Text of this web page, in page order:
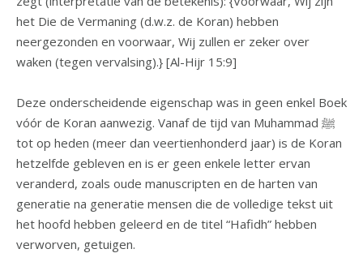
het Die de Vermaning (d.w.z. de Koran) hebben
neergezonden en voorwaar, Wij zullen er zeker over
waken (tegen vervalsing).} [Al-Hijr 15:9]
Deze onderscheidende eigenschap was in geen enkel Boek
vóór de Koran aanwezig. Vanaf de tijd van Muhammad ﷺ
tot op heden (meer dan veertienhonderd jaar) is de Koran
hetzelfde gebleven en is er geen enkele letter ervan
veranderd, zoals oude manuscripten en de harten van
generatie na generatie mensen die de volledige tekst uit
het hoofd hebben geleerd en de titel “Hafidh” hebben
verworven, getuigen.